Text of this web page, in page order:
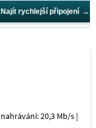
Najít rychlejší připojení
20,3 Mb/s |